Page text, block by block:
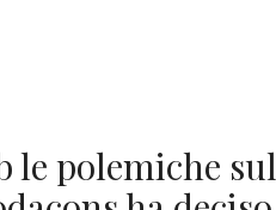
le polemiche sul